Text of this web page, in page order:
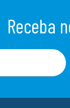
Receba